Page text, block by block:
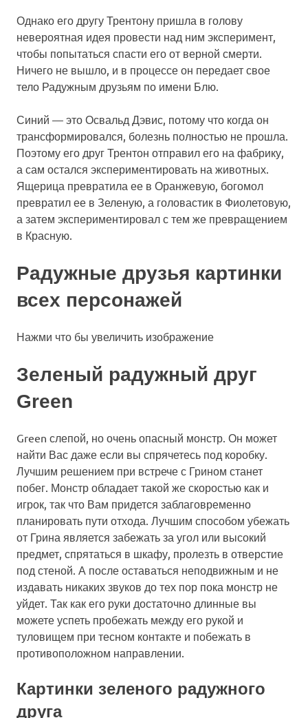
Однако его другу Трентону пришла в голову
невероятная идея провести над ним эксперимент,
чтобы попытаться спасти его от верной смерти.
Ничего не вышло, и в процессе он передает свое
тело Радужным друзьям по имени Блю.
Синий — это Освальд Дэвис, потому что когда он
трансформировался, болезнь полностью не прошла.
Поэтому его друг Трентон отправил его на фабрику,
а сам остался экспериментировать на животных.
Ящерица превратила ее в Оранжевую, богомол
превратил ее в Зеленую, а головастик в Фиолетовую,
а затем экспериментировал с тем же превращением
в Красную.
Радужные друзья картинки
всех персонажей
Нажми что бы увеличить изображение
Зеленый радужный друг
Green
Green слепой, но очень опасный монстр. Он может
найти Вас даже если вы спрячетесь под коробку.
Лучшим решением при встрече с Грином станет
побег. Монстр обладает такой же скоростью как и
игрок, так что Вам придется заблаговременно
планировать пути отхода. Лучшим способом убежать
от Грина является забежать за угол или высокий
предмет, спрятаться в шкафу, пролезть в отверстие
под стеной. А после оставаться неподвижным и не
издавать никаких звуков до тех пор пока монстр не
уйдет. Так как его руки достаточно длинные вы
можете успеть пробежать между его рукой и
туловищем при тесном контакте и побежать в
противоположном направлении.
Картинки зеленого радужного
друга